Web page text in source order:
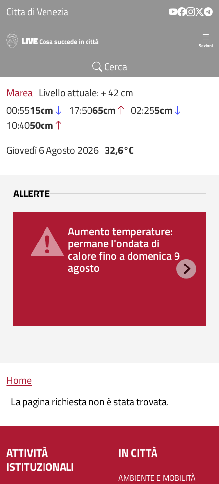
Salta al contenuto principale
Citta di Venezia
Sezioni
Cerca
Marea Livello attuale: + 42 cm
00:5515cm 17:5065cm 02:255cm
10:4050cm
Giovedì 6 Agosto 2026 32,6°C
ALLERTE
Aumento temperature:
permane l'ondata di
calore fino a domenica 9
agosto
Briciole di pane
Home
La pagina richiesta non è stata trovata.
ATTIVITÀ
ISTITUZIONALI
IN CITTÀ
AMBIENTE E MOBILITÀ